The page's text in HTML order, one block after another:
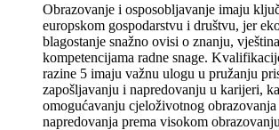
Obrazovanje i osposobljavanje imaju
europskom gospodarstvu i društvu, jer
blagostanje snažno ovisi o znanju,
kompetencijama radne snage.
razine 5 imaju važnu ulogu u pružanju
zapošljavanju i napredovanju u karijeri,
omogućavanju cjeloživotnog obrazovanja
napredovanja prema visokom